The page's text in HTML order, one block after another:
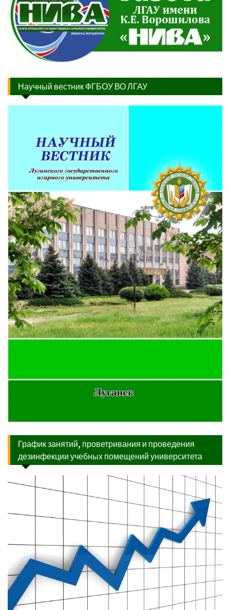
Научный вестник ФГБОУ ВО ЛГАУ
График занятий, проветривания и проведения
дезинфекции учебных помещений университета